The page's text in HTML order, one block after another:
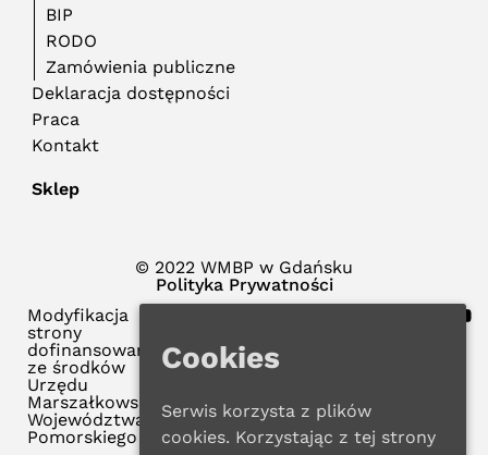
BIP
RODO
Zamówienia publiczne
Deklaracja dostępności
Praca
Kontakt
Sklep
© 2022 WMBP w Gdańsku
Polityka Prywatności
Modyfikacja
strony
dofinansowana
ze środków
Urzędu
Marszałkowskiego
Województwa
Pomorskiego
Cookies
Serwis korzysta z plików
cookies. Korzystając z tej strony